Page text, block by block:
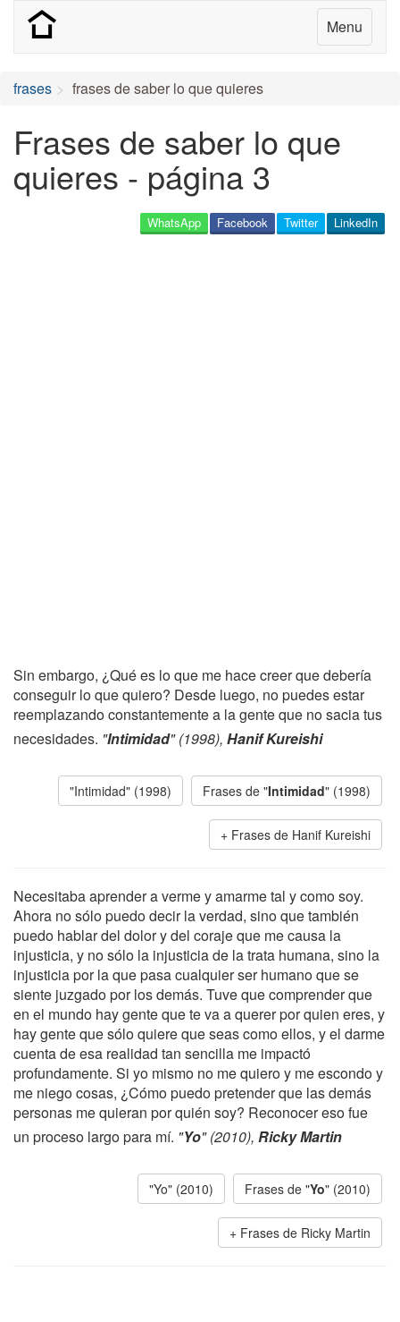
Menu
frases frases de saber lo que quieres
Frases de saber lo que
quieres - página 3
LinkedIn
Twitter
Facebook
WhatsApp
Sin embargo, ¿Qué es lo que me hace creer que debería
conseguir lo que quiero? Desde luego, no puedes estar
reemplazando constantemente a la gente que no sacia tus
necesidades. "Intimidad" (1998), Hanif Kureishi
"Intimidad" (1998) Frases de "Intimidad" (1998)
Frases de Hanif Kureishi
Necesitaba aprender a verme y amarme tal y como soy.
Ahora no sólo puedo decir la verdad, sino que también
puedo hablar del dolor y del coraje que me causa la
injusticia, y no sólo la injusticia de la trata humana, sino la
injusticia por la que pasa cualquier ser humano que se
siente juzgado por los demás. Tuve que comprender que
en el mundo hay gente que te va a querer por quien eres, y
hay gente que sólo quiere que seas como ellos, y el darme
cuenta de esa realidad tan sencilla me impactó
profundamente. Si yo mismo no me quiero y me escondo y
me niego cosas, ¿Cómo puedo pretender que las demás
personas me quieran por quién soy? Reconocer eso fue
un proceso largo para mí. "Yo" (2010), Ricky Martin
"Yo" (2010) Frases de "Yo" (2010)
Frases de Ricky Martin